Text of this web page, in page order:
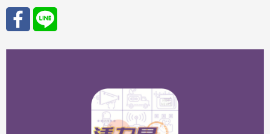
分享 分享